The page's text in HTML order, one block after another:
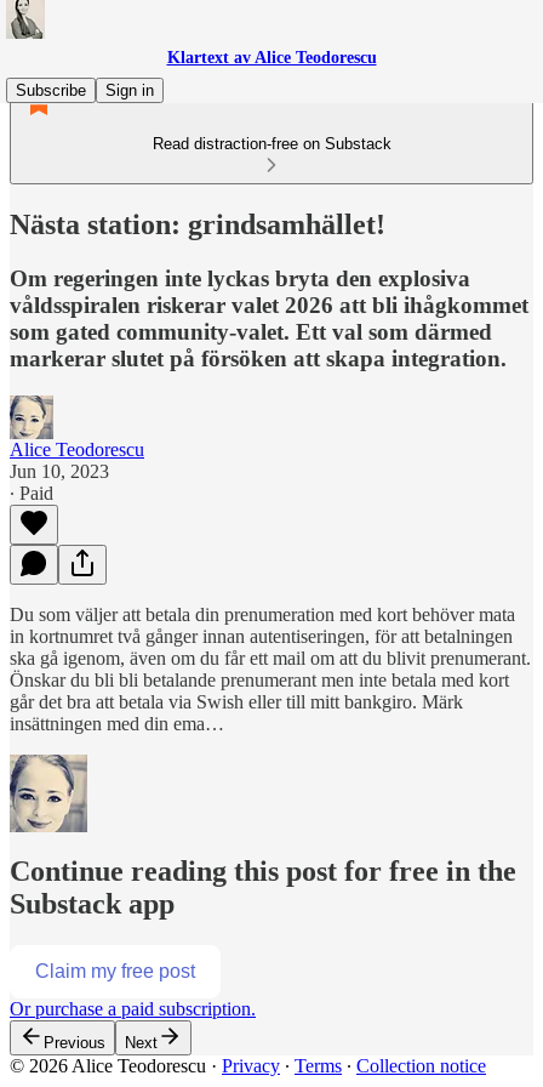
Klartext av Alice Teodorescu
Subscribe
Sign in
Read distraction-free on Substack
Nästa station: grindsamhället!
Om regeringen inte lyckas bryta den explosiva
våldsspiralen riskerar valet 2026 att bli ihågkommet
som gated community-valet. Ett val som därmed
markerar slutet på försöken att skapa integration.
Alice Teodorescu
Jun 10, 2023
∙ Paid
Du som väljer att betala din prenumeration med kort behöver mata
in kortnumret två gånger innan autentiseringen, för att betalningen
ska gå igenom, även om du får ett mail om att du blivit prenumerant.
Önskar du bli bli betalande prenumerant men inte betala med kort
går det bra att betala via Swish eller till mitt bankgiro. Märk
insättningen med din ema…
Continue reading this post for free in the
Substack app
Claim my free post
Or purchase a paid subscription.
Previous Next
© 2026 Alice Teodorescu · Privacy ∙ Terms ∙ Collection notice